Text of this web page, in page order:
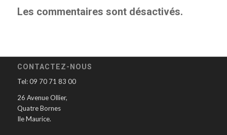
Les commentaires sont désactivés.
CONTACTEZ-NOUS
Tel: 09 70 71 83 00
26 Avenue Ollier,
Quatre Bornes
Ile Maurice.